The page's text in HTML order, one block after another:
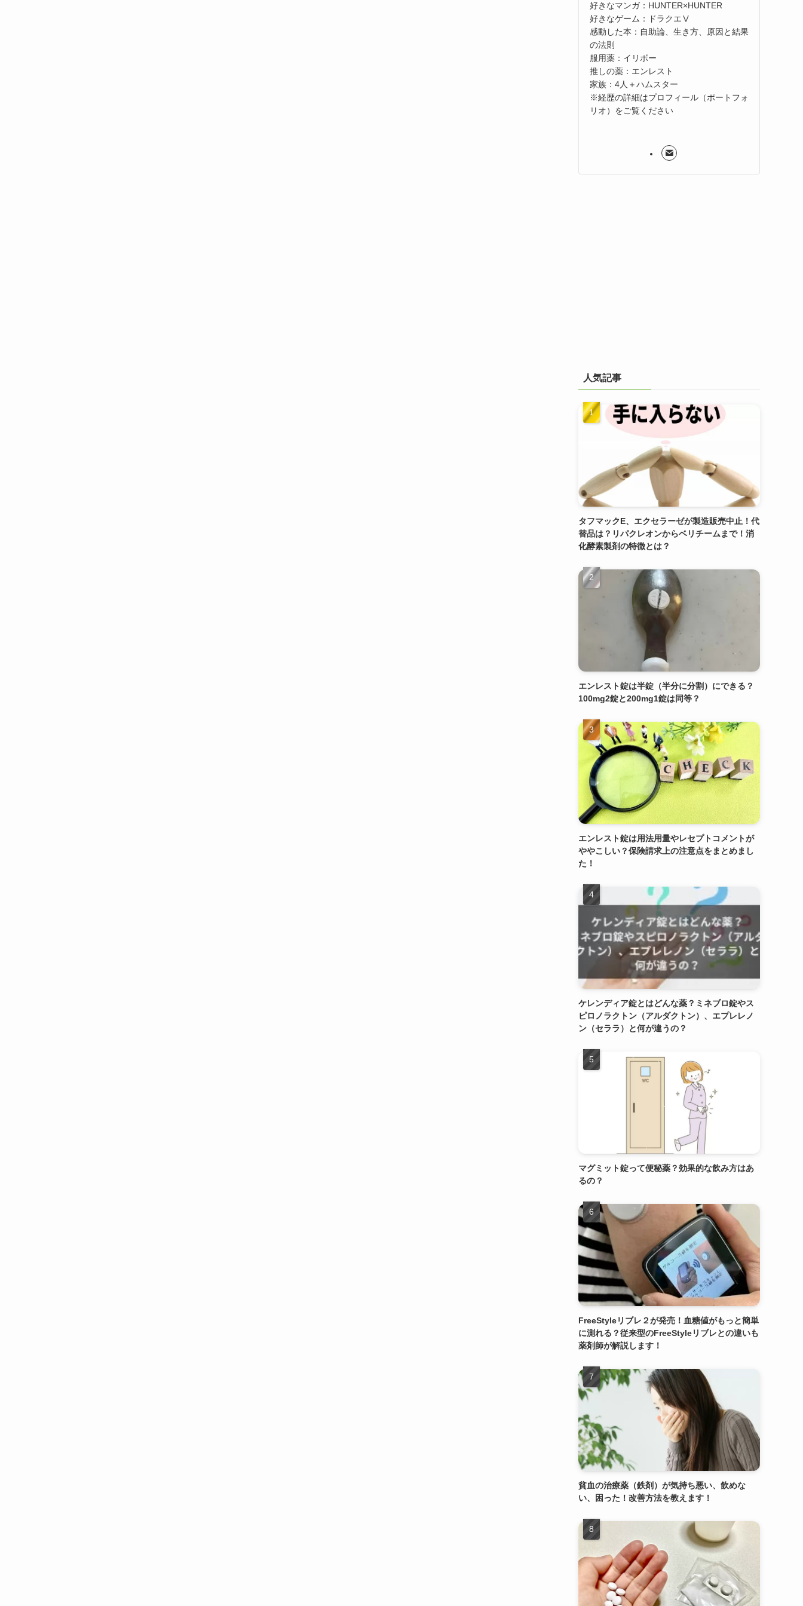
好きなマンガ：HUNTER×HUNTER
好きなゲーム：ドラクエⅤ
感動した本：自助論、生き方、原因と結果
の法則
服用薬：イリボー
推しの薬：エンレスト
家族：4人＋ハムスター
※経歴の詳細はプロフィール（ポートフォ
リオ）をご覧ください
人気記事
タフマックE、エクセラーゼが製造販売中止！代
替品は？リパクレオンからベリチームまで！消
化酵素製剤の特徴とは？
エンレスト錠は半錠（半分に分割）にできる？
100mg2錠と200mg1錠は同等？
エンレスト錠は用法用量やレセプトコメントが
ややこしい？保険請求上の注意点をまとめまし
た！
ケレンディア錠とはどんな薬？ミネブロ錠やス
ピロノラクトン（アルダクトン）、エプレレノ
ン（セララ）と何が違うの？
マグミット錠って便秘薬？効果的な飲み方はあ
るの？
FreeStyleリブレ２が発売！血糖値がもっと簡単
に測れる？従来型のFreeStyleリブレとの違いも
薬剤師が解説します！
貧血の治療薬（鉄剤）が気持ち悪い、飲めな
い、困った！改善方法を教えます！